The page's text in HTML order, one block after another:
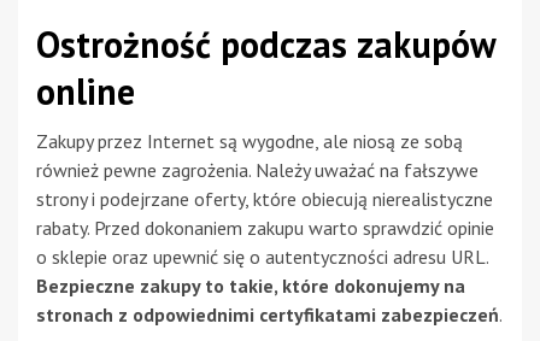
Ostrożność podczas zakupów
online
Zakupy przez Internet są wygodne, ale niosą ze sobą
również pewne zagrożenia. Należy uważać na fałszywe
strony i podejrzane oferty, które obiecują nierealistyczne
rabaty. Przed dokonaniem zakupu warto sprawdzić opinie
o sklepie oraz upewnić się o autentyczności adresu URL.
Bezpieczne zakupy to takie, które dokonujemy na
stronach z odpowiednimi certyfikatami zabezpieczeń.